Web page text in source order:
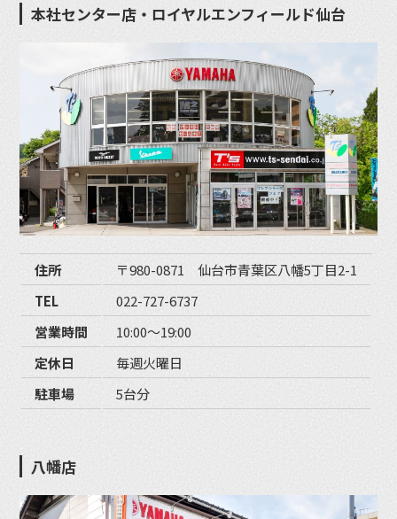
本社センター店・ロイヤルエンフィールド仙台
住所
〒980-0871 仙台市青葉区八幡5丁目2-1
TEL
022-727-6737
営業時間
10:00〜19:00
定休日
毎週火曜日
駐車場
5台分
八幡店